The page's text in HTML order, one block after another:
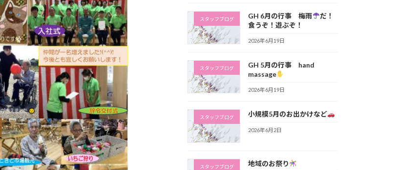
スタッフブログ GH 6月の行事 梅雨
だ！
食うぞ！遊ぶぞ！
2026年6月19日
スタッフブログ
GH 5月の行事 hand
massage
2026年6月19日
スタッフブログ 小規模5月のお出かけなど
2026年6月2日
スタッフブログ 地域のお祭り